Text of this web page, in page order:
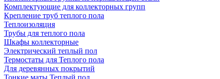
Комплектующие для коллекторных групп
Крепление труб теплого пола
Теплоизоляция
Трубы для теплого пола
Шкафы коллекторные
Электрический теплый пол
Термостаты для Теплого пола
Для деревянных покрытий
Тонкие маты Теплый пол